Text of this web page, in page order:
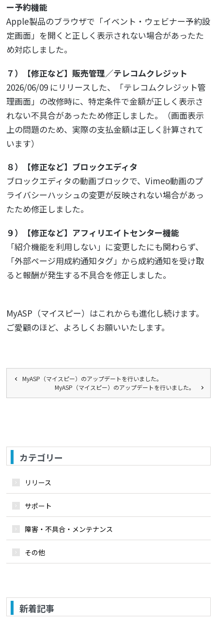
ー予約機能
Apple製品のブラウザで「イベント・ウェビナー予約設
定画面」を開くと正しく表示されない場合があったた
め対応しました。
７）【修正など】販売管理／テレコムクレジット
2026/06/09 にリリースした、「テレコムクレジット管
理画面」の改修時に、特定条件で金額が正しく表示さ
れない不具合があったため修正しました。（画面表示
上の問題のため、実際の支払金額は正しく計算されて
います）
８）【修正など】ブロックエディタ
ブロックエディタの動画ブロックで、Vimeo動画のプ
ライバシーハッシュの変更が反映されない場合があっ
たため修正しました。
９）【修正など】アフィリエイトセンター機能
「紹介機能を利用しない」に変更したにも関わらず、
「外部ページ用成約通知タグ」から成約通知を受け取
ると報酬が発生する不具合を修正しました。
MyASP（マイスピー）はこれからも進化し続けます。
ご愛顧のほど、よろしくお願いいたします。
MyASP（マイスピー）のアップデートを行いました。
MyASP（マイスピー）のアップデートを行いました。
カテゴリー
リリース
サポート
障害・不具合・メンテナンス
その他
新着記事